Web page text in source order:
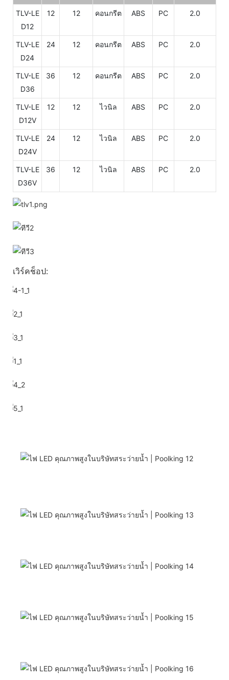
TLV-LE
D12
12 12 คอนกรีต ABS PC 2.0
TLV-LE
D24
24 12 คอนกรีต ABS PC 2.0
TLV-LE
D36
36 12 คอนกรีต ABS PC 2.0
TLV-LE
D12V
12 12 ไวนิล ABS PC 2.0
TLV-LE
D24V
24 12 ไวนิล ABS PC 2.0
TLV-LE
D36V
36 12 ไวนิล ABS PC 2.0
เวิร์คช็อป: